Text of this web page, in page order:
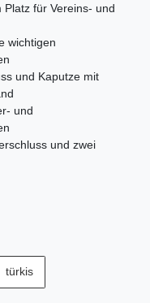
für Vereins- und
wichtigen
und Kaputze mit
und
und zwei
türkis